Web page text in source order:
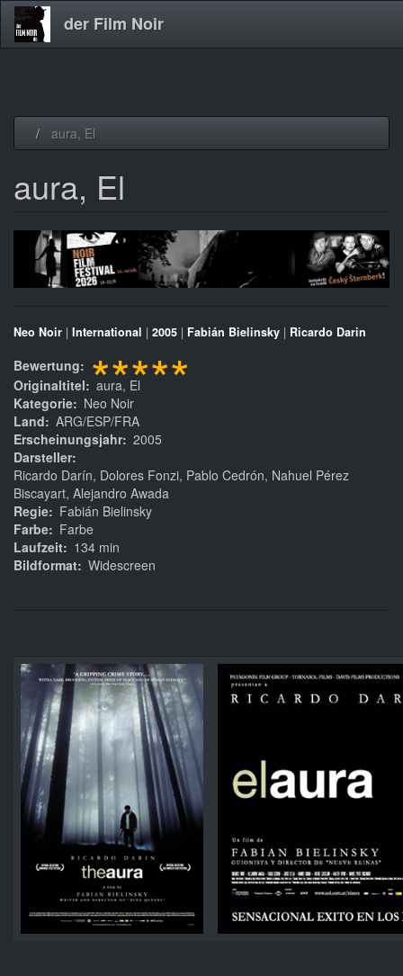
der Film Noir
aura, El
aura, El
Neo Noir | International | 2005 | Fabián Bielinsky | Ricardo Darin
Bewertung *****
Originaltitel
aura, El
Kategorie
Neo Noir
Land
ARG/ESP/FRA
Erscheinungsjahr 2005
Darsteller
Ricardo Darín, Dolores Fonzi, Pablo Cedrón, Nahuel Pérez
Biscayart, Alejandro Awada
Regie
Fabián Bielinsky
Farbe
Farbe
Laufzeit
134 min
Bildformat Widescreen